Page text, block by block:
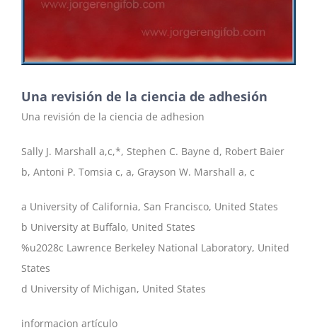
Una revisión de la ciencia de adhesión
Una revisión de la ciencia de adhesion
Sally J. Marshall a,c,*, Stephen C. Bayne d, Robert Baier
b, Antoni P. Tomsia c, a, Grayson W. Marshall a, c
a University of California, San Francisco, United States
b University at Buffalo, United States
%u2028c Lawrence Berkeley National Laboratory, United
States
d University of Michigan, United States
informacion artículo